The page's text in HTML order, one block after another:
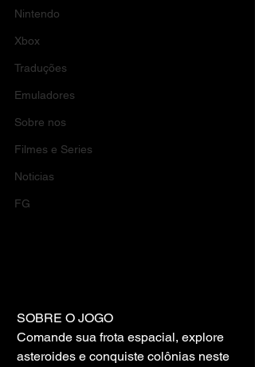
Nintendo
Xbox
Traduções
Emuladores
Sobre nos
Filmes e Series
Noticias
FG
SOBRE O JOGO
Comande sua frota espacial, explore
asteroides e conquiste colônias neste